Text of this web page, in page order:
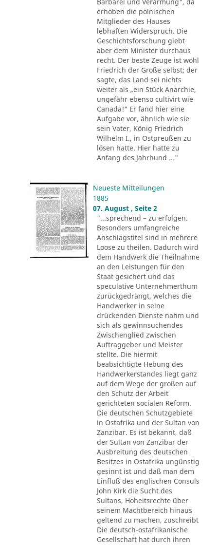
erhoben die polnischen
Mitglieder des Hauses
lebhaften Widerspruch. Die
Geschichtsforschung giebt
aber dem Minister durchaus
recht. Der beste Zeuge ist wohl
Friedrich der Große selbst; der
sagte, das Land sei nichts
weiter als „ein Stück Anarchie,
ungefähr ebenso cultivirt wie
Canada!" Er fand hier eine
Aufgabe vor, ähnlich wie sie
sein Vater, König Friedrich
Wilhelm I., in Ostpreußen zu
lösen hatte. Hier hatte zu
Anfang des Jahrhund ..."
Neueste Mitteilungen
1885
07. August , Seite 2
"...sprechend – zu erfolgen.
Besonders umfangreiche
Anschlagstitel sind in mehrere
Loose zu theilen. Dadurch wird
dem Handwerk die Theilnahme
an den Leistungen für den
Staat gesichert und das
speculative Unternehmerthum
zurückgedrängt, welches die
Handwerker in seine
drückenden Dienste nahm und
sich als gewinnsuchendes
Zwischenglied zwischen
Auftraggeber und Meister
stellte. Die hiermit
beabsichtigte Hebung des
Handwerkerstandes liegt ganz
auf dem Wege der großen auf
den Schutz der Arbeit
gerichteten socialen Reform.
Die deutschen Schutzgebiete
in Ostafrika und der Sultan von
Zanzibar. Es ist bekannt, daß
der Sultan von Zanzibar der
Ausbreitung des deutschen
Besitzes in Ostafrika ungünstig
gesinnt ist und daß man dem
Einfluß des englischen Consuls
John Kirk die Sucht des
Sultans, Hoheitsrechte über
seinem Machtbereich hinaus
geltend zu machen, zuschreibt
Die deutsch-ostafrikanische
Gesellschaft hat durch ihren